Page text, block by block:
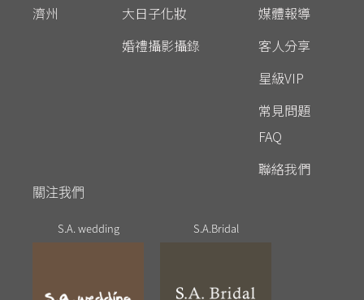
濟州
大日子化妝
婚禮攝影攝錄
媒體報導
客人分享
星級VIP
常見問題
FAQ
聯絡我們
關注我們
S.A. wedding S.A.Bridal